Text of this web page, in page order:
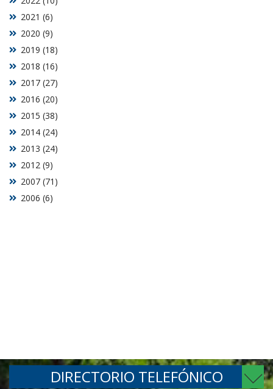
2006 (6)
2007 (71)
2012 (9)
2013 (24)
2014 (24)
2015 (38)
2016 (20)
2017 (27)
2018 (16)
2019 (18)
2020 (9)
2021 (6)
DIRECTORIO TELEFÓNICO